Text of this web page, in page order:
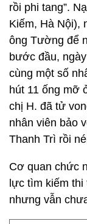
rồi phi tang”.
Kiếm, Hà Nội),
ông Tường để
bước đầu,
cùng một số
hút 11 ống mỡ
chị H. đã tử
nhân viên bảo
Thanh Trì rồi
Cơ quan chức
lực tìm kiếm
nhưng vẫn